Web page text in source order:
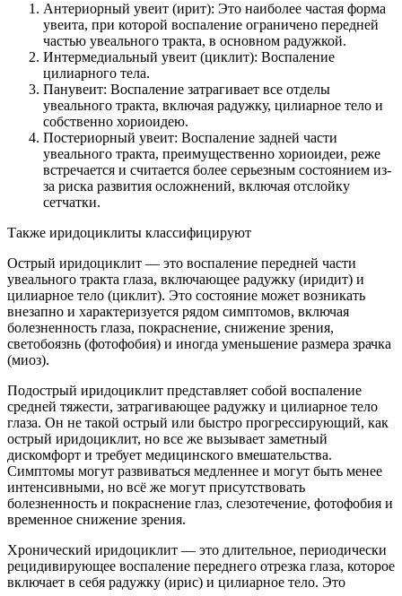
Антериорный увеит (ирит): Это наиболее частая форма
увеита, при которой воспаление ограничено передней
частью увеального тракта, в основном радужкой.
Интермедиальный увеит (циклит): Воспаление
цилиарного тела.
Панувеит: Воспаление затрагивает все отделы
увеального тракта, включая радужку, цилиарное тело и
собственно хориоидею.
Постериорный увеит: Воспаление задней части
увеального тракта, преимущественно хориоидеи, реже
встречается и считается более серьезным состоянием из-
за риска развития осложнений, включая отслойку
сетчатки.
Также иридоциклиты классифицируют
Острый иридоциклит — это воспаление передней части
увеального тракта глаза, включающее радужку (иридит) и
цилиарное тело (циклит). Это состояние может возникать
внезапно и характеризуется рядом симптомов, включая
болезненность глаза, покраснение, снижение зрения,
светобоязнь (фотофобия) и иногда уменьшение размера зрачка
(миоз).
Подострый иридоциклит представляет собой воспаление
средней тяжести, затрагивающее радужку и цилиарное тело
глаза. Он не такой острый или быстро прогрессирующий, как
острый иридоциклит, но все же вызывает заметный
дискомфорт и требует медицинского вмешательства.
Симптомы могут развиваться медленнее и могут быть менее
интенсивными, но всё же могут присутствовать
болезненность и покраснение глаз, слезотечение, фотофобия и
временное снижение зрения.
Хронический иридоциклит — это длительное, периодически
рецидивирующее воспаление переднего отрезка глаза, которое
включает в себя радужку (ирис) и цилиарное тело. Это